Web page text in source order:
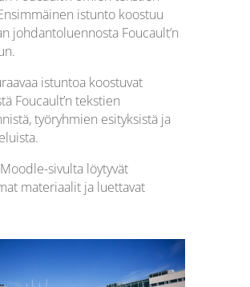
istunto koostuu
johdantoluennosta Foucault’n
istuntoa koostuvat
Foucault’n tekstien
työryhmien esityksistä ja
sivulta löytyvät
materiaalit ja luettavat